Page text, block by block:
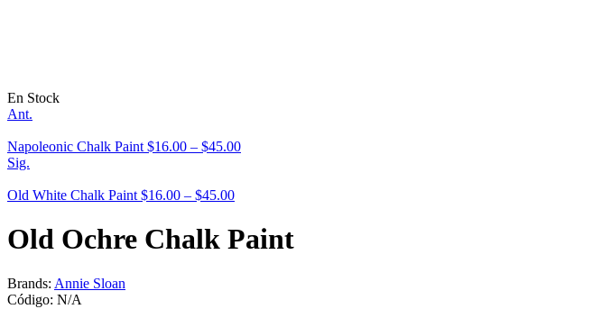
En Stock
Ant.
Napoleonic Chalk Paint $16.00 – $45.00
Sig.
Old White Chalk Paint $16.00 – $45.00
Old Ochre Chalk Paint
Brands: Annie Sloan
Código: N/A